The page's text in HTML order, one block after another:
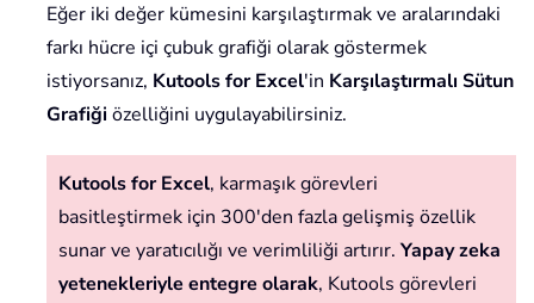
Eğer iki değer kümesini karşılaştırmak ve aralarındaki
farkı hücre içi çubuk grafiği olarak göstermek
istiyorsanız, Kutools for Excel'in Karşılaştırmalı Sütun
Grafiği özelliğini uygulayabilirsiniz.
Kutools for Excel, karmaşık görevleri
basitleştirmek için 300'den fazla gelişmiş özellik
sunar ve yaratıcılığı ve verimliliği artırır. Yapay zeka
yetenekleriyle entegre olarak, Kutools görevleri